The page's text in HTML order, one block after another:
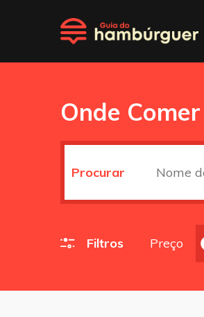
Onde Comer
Procurar
Filtros Preço